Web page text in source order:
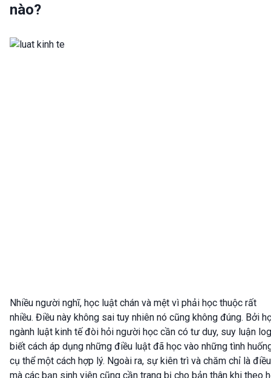
nào?
Nhiều người nghĩ, học luật chán và mệt vì phải học thuộc rất
nhiều. Điều này không sai tuy nhiên nó cũng không đúng. Bởi
ngành luật kinh tế đòi hỏi người học cần có tư duy, suy luận
biết cách áp dụng những điều luật đã học vào những tình
cụ thể một cách hợp lý. Ngoài ra, sự kiên trì và chăm chỉ là điều
mà các bạn sinh viên cũng cần trang bị cho bản thân khi theo